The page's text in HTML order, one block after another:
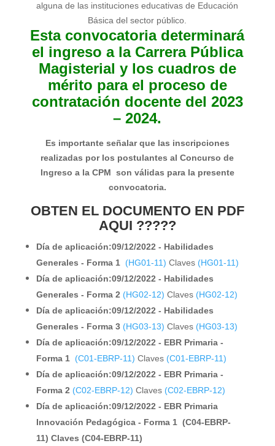
alguna de las instituciones educativas de Educación
Básica del sector público.
Esta convocatoria determinará
el ingreso a la Carrera Pública
Magisterial y los cuadros de
mérito para el proceso de
contratación docente del 2023
– 2024.
Es importante señalar que las inscripciones
realizadas por los postulantes al Concurso de
Ingreso a la CPM son válidas para la presente
convocatoria.
OBTEN EL DOCUMENTO EN PDF
AQUI ?????
Día de aplicación:09/12/2022 - Habilidades
Generales - Forma 1 (HG01-11) Claves (HG01-11)
Día de aplicación:09/12/2022 - Habilidades
Generales - Forma 2 (HG02-12) Claves (HG02-12)
Día de aplicación:09/12/2022 - Habilidades
Generales - Forma 3 (HG03-13) Claves (HG03-13)
Día de aplicación:09/12/2022 - EBR Primaria -
Forma 1 (C01-EBRP-11) Claves (C01-EBRP-11)
Día de aplicación:09/12/2022 - EBR Primaria -
Forma 2 (C02-EBRP-12) Claves (C02-EBRP-12)
Día de aplicación:09/12/2022 - EBR Primaria
Innovación Pedagógica - Forma 1 (C04-EBRP-
11) Claves (C04-EBRP-11)